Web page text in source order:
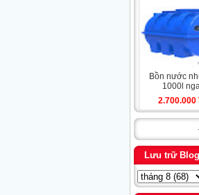
bồn nước nhựa gold
1000l
2.700.000
Lưu trữ Blog